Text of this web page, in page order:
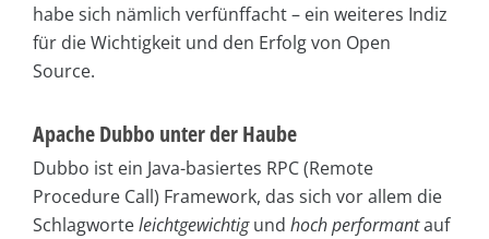
habe sich nämlich verfünffacht – ein weiteres Indiz
für die Wichtigkeit und den Erfolg von Open
Source.
Apache Dubbo unter der Haube
Dubbo ist ein Java-basiertes RPC (Remote
Procedure Call) Framework, das sich vor allem die
Schlagworteleichtgewichtigund hoch performantauf